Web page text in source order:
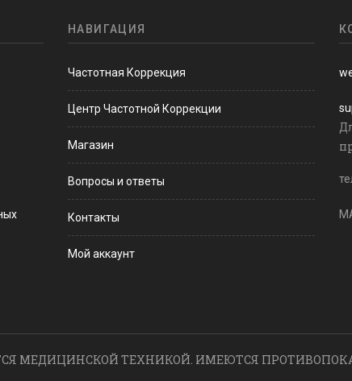
НАВИГАЦИЯ
Частотная Коррекция
Центр Частотной Коррекции
Магазин
Вопросы и ответы
Контакты
Мой аккаунт
МЕДИЦИНСКОЙ ТЕХНИКОЙ. ИМЕЮТСЯ